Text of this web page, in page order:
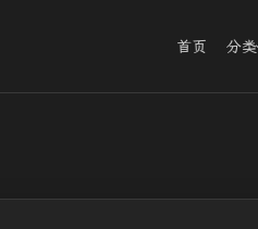
首页 分类